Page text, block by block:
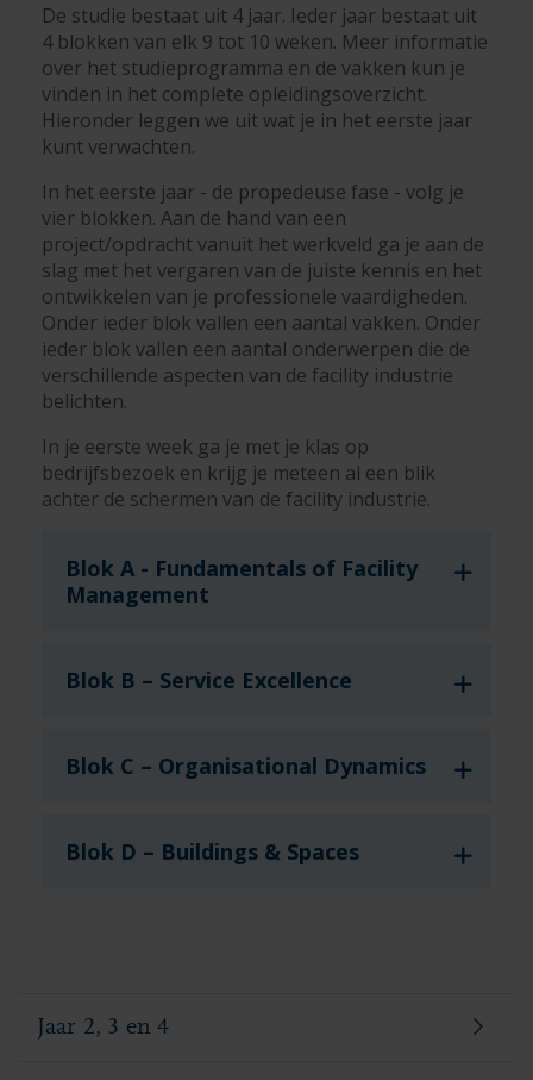
De studie bestaat uit 4 jaar. Ieder jaar bestaat uit
4 blokken van elk 9 tot 10 weken. Meer informatie
over het studieprogramma en de vakken kun je
vinden in het complete opleidingsoverzicht.
Hieronder leggen we uit wat je in het eerste jaar
kunt verwachten.
In het eerste jaar - de propedeuse fase - volg je
vier blokken. Aan de hand van een
project/opdracht vanuit het werkveld ga je aan de
slag met het vergaren van de juiste kennis en het
ontwikkelen van je professionele vaardigheden.
Onder ieder blok vallen een aantal vakken. Onder
ieder blok vallen een aantal onderwerpen die de
verschillende aspecten van de facility industrie
belichten.
In je eerste week ga je met je klas op
bedrijfsbezoek en krijg je meteen al een blik
achter de schermen van de facility industrie.
Blok A - Fundamentals of Facility
Management
Blok B – Service Excellence
Blok C – Organisational Dynamics
Blok D – Buildings & Spaces
Jaar 2, 3 en 4